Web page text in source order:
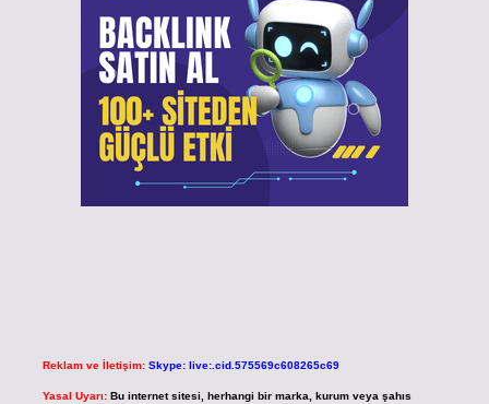
Reklam ve İletişim: Skype: live:.cid.575569c608265c69
Yasal Uyarı: Bu internet sitesi, herhangi bir marka, kurum veya şahıs